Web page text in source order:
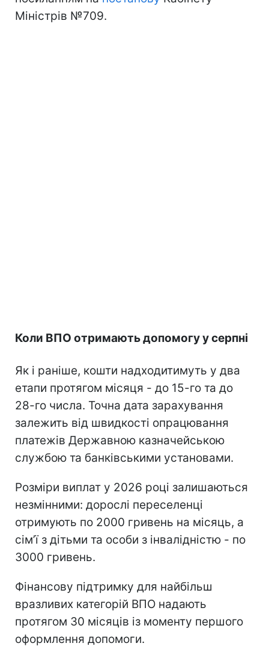
Міністрів №709.
Коли ВПО отримають допомогу у серпні
Як і раніше, кошти надходитимуть у два
етапи протягом місяця - до 15-го та до
28-го числа. Точна дата зарахування
залежить від швидкості опрацювання
платежів Державною казначейською
службою та банківськими установами.
Розміри виплат у 2026 році залишаються
незмінними: дорослі переселенці
отримують по 2000 гривень на місяць, а
сімʼї з дітьми та особи з інвалідністю - по
3000 гривень.
Фінансову підтримку для найбільш
вразливих категорій ВПО надають
протягом 30 місяців із моменту першого
оформлення допомоги.